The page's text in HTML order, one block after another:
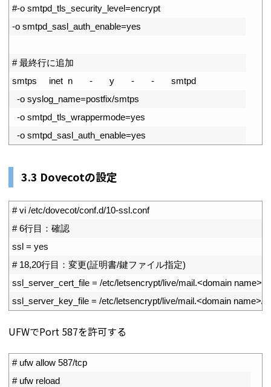
#-o smtpd_tls_security_level=encrypt
-o smtpd_sasl_auth_enable=yes
# 最終行に追加
smtps inet n - y - -
smtpd
-o syslog_name=postfix/smtps
-o smtpd_tls_wrappermode=yes
-o smtpd_sasl_auth_enable=yes
3.3 Dovecotの設定
# vi /etc/dovecot/conf.d/10-ssl.conf
# 6行目：確認
ssl = yes
# 18,20行目：変更(証明書/鍵ファイル指定)
ssl_server_cert_file = /etc/letsencrypt/ live/mail .<domain name>
ssl_server_key_file = /etc/letsencrypt/ live/mail .<domain name>/
UFWでPort 587を許可する
# ufw allow 587/tcp
# ufw reload